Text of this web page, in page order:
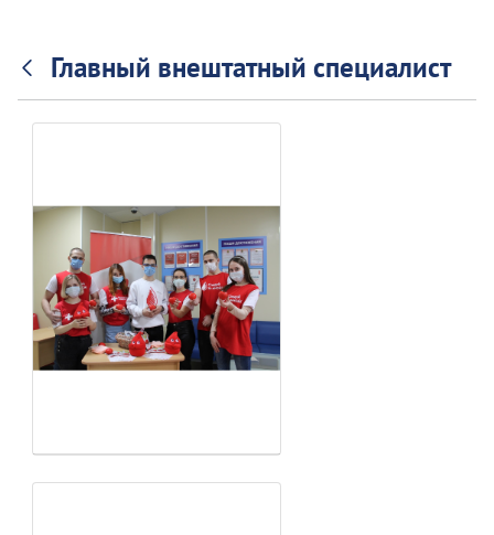
Главный внештатный специалист